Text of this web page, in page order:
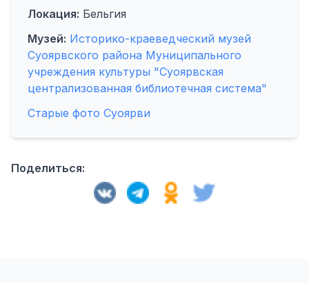
Локация: Бельгия
Музей: Историко-краеведческий музей
Суоярвского района Муниципального
учреждения культуры "Суоярвская
централизованная библиотечная система"
Старые фото Суоярви
Поделиться: